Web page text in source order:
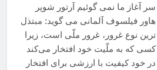
سر آغاز ما نمی گوئیم آرتور شوپر
هاور فیلسوف آلمانی می گوید: مبتذل‌
ترین نوع غرور، غرور ملّی‌ است، زیرا
کسی که به ملّیت خود افتخار می‌کند
در خود کیفیت با ارزشی برای افتخار